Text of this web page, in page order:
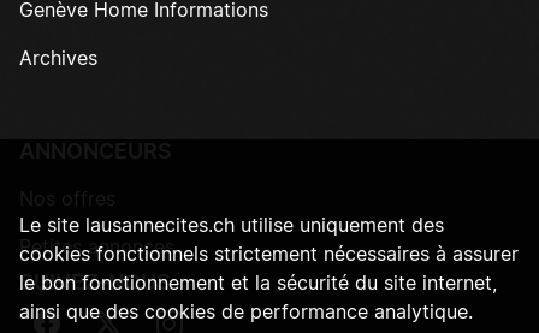
Genève Home Informations
Archives
Petites annonces
SUIVEZ-NOUS
Suivez-nous sur Facebook
Suivez-nous sur Twitter
Suivez-nous sur Instagram
Le site lausannecites.ch utilise uniquement des
cookies fonctionnels strictement nécessaires à assurer
le bon fonctionnement et la sécurité du site internet,
ainsi que des cookies de performance analytique.